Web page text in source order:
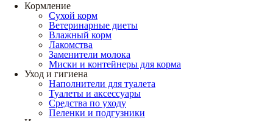
Кормление
Сухой корм
Ветеринарные диеты
Влажный корм
Лакомства
Заменители молока
Миски и контейнеры для корма
Уход и гигиена
Наполнители для туалета
Туалеты и аксессуары
Средства по уходу
Пеленки и подгузники